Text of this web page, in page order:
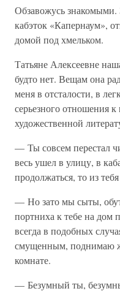
Обзавожусь знакомыми.
кабэток «Капернаум»,
домой под хмельком.
Татьяне Алексеевне
будто нет. Вещам она
меня в отсталости, в
серьезного отношения
художественной
— Ты совсем перестал
весь ушел в улицу, в
продолжаться, то из
— Но зато мы сыты,
портниха к тебе на
всегда в подобных
смущенным, поднимаю
комнате.
— Безумный ты,